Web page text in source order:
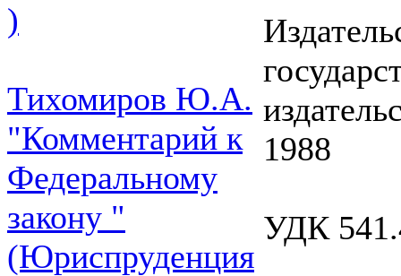
)
Тихомиров Ю.А.
"Комментарий к
Федеральному
закону "
(Юриспруденция
1988
УДК